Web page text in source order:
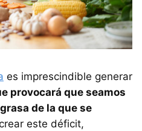
es imprescindible generar
provocará que seamos
de la que se
este déficit,